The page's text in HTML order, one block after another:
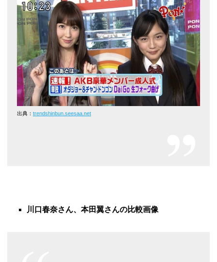
出典： trendshinbun.seesaa.net
川口春奈さん、本田翼さんの比較画像